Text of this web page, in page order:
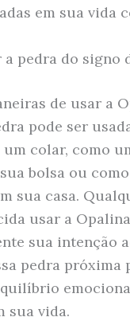
em sua vida
a pedra do signo
de usar a
pode ser
colar, como
bolsa ou
sua casa.
usar a
sua intenção
pedra próxima
sua vida.